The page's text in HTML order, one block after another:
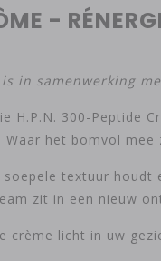
-
in samenwerking
H.P.N. 300-Peptide
Waar het bomvol
soepele textuur
zit in een nieuw
crème licht in uw